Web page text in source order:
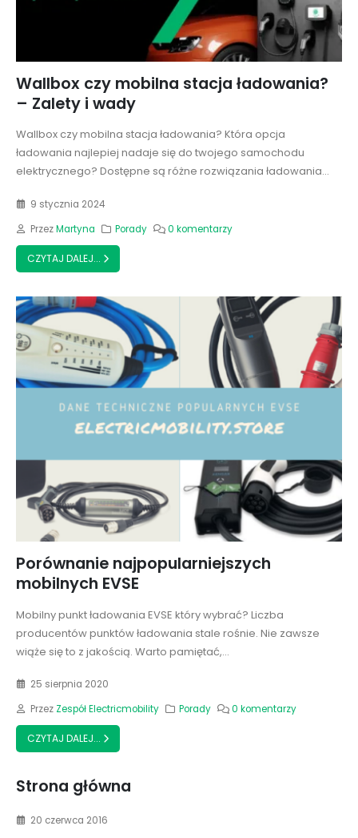
Wallbox czy mobilna stacja ładowania?
– Zalety i wady
Wallbox czy mobilna stacja ładowania? Która opcja
ładowania najlepiej nadaje się do twojego samochodu
elektrycznego? Dostępne są różne rozwiązania ładowania...
9 stycznia 2024
PrzezMartyna Porady 0 komentarzy
CZYTAJ DALEJ...
Porównanie najpopularniejszych
mobilnych EVSE
Mobilny punkt ładowania EVSE który wybrać? Liczba
producentów punktów ładowania stale rośnie. Nie zawsze
wiąże się to z jakością. Warto pamiętać,...
25 sierpnia 2020
Przez Zespół Electricmobility Porady 0 komentarzy
CZYTAJ DALEJ...
Strona główna
20 czerwca 2016